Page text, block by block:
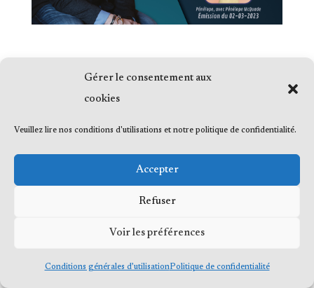
Gérer le consentement aux
cookies
Veuillez lire nos conditions d'utilisations et notre politique de confidentialité.
Accepter
Refuser
Voir les préférences
Conditions générales d’utilisationPolitique de confidentialité
réservés